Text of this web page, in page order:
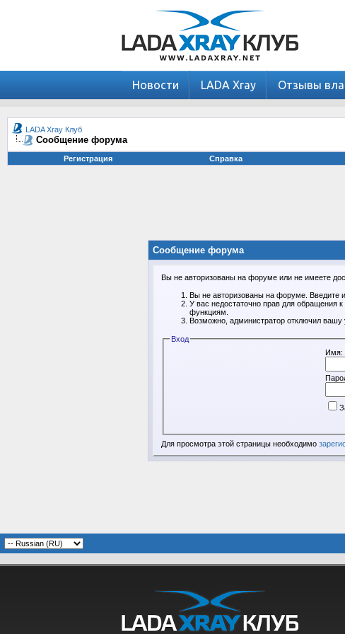
Новости LADA Xray Отзывы
LADA Xray Клуб
Сообщение форума
Регистрация
Справка
Сообщение форума
Вы не авторизованы на форуме или не имеете
Вы не авторизованы на форуме. Введите
У вас недостаточно прав для обращения
функциям.
Возможно, администратор отключил
Вход
Имя:
Для просмотра этой страницы необходимо